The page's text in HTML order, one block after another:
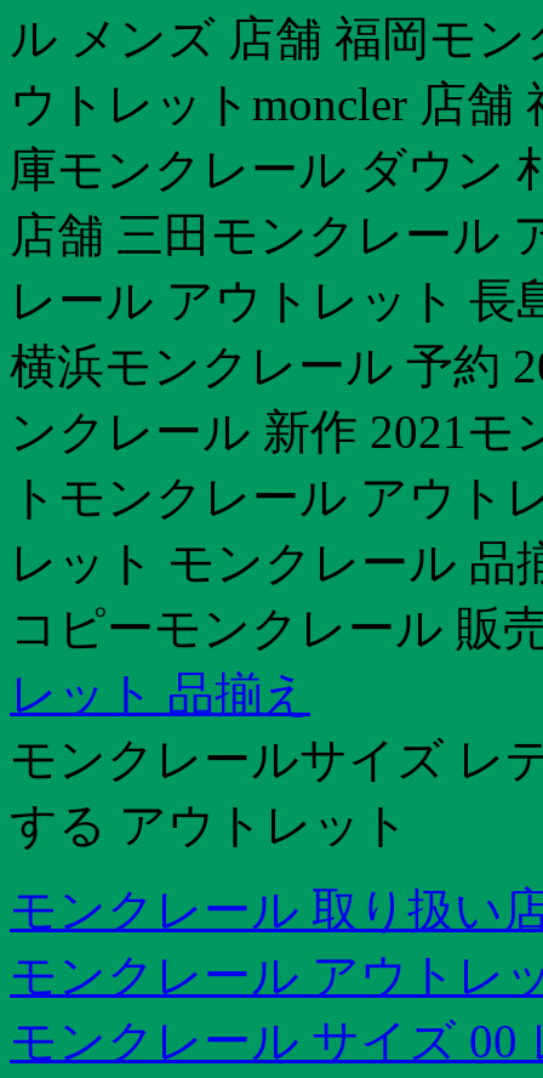
ル メンズ 店舗 福岡モ
ウトレットmoncler 店
庫モンクレール ダウン
店舗 三田モンクレール
レール アウトレット
横浜モンクレール 予約
ンクレール 新作 2021
トモンクレール アウト
レット モンクレール
コピーモンクレール 販
レット 品揃え
モンクレールサイズ レ
する アウトレット
モンクレール 取り扱い
モンクレール アウトレ
モンクレール サイズ 00